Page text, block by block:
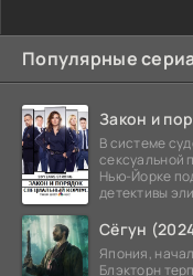
Популярные
В системе
сексуальной
Нью-Йорке
детективы
Сёгун
Япония,
Блэкторн